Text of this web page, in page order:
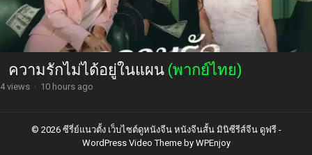
ความรักไม่ได้อยู่ในแผน (พากย์ไทย)
4 views · 10 hours ago
© 2026 ซีรี่ย์แนวตั้ง เว็บไซต์ดูหนังจีน หนังจีนสั้น มินิซีรีส์จีน ดูฟรี -
WordPress Video Themeby WPEnjoy